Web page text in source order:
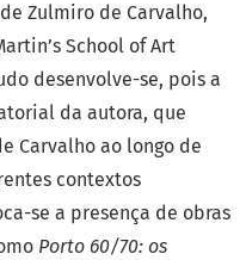
Zulmiro de Carvalho,
School of Art
desenvolve-se, pois a
da autora, que
Carvalho ao longo de
contextos
se a presença de obras
Porto 60/70: os